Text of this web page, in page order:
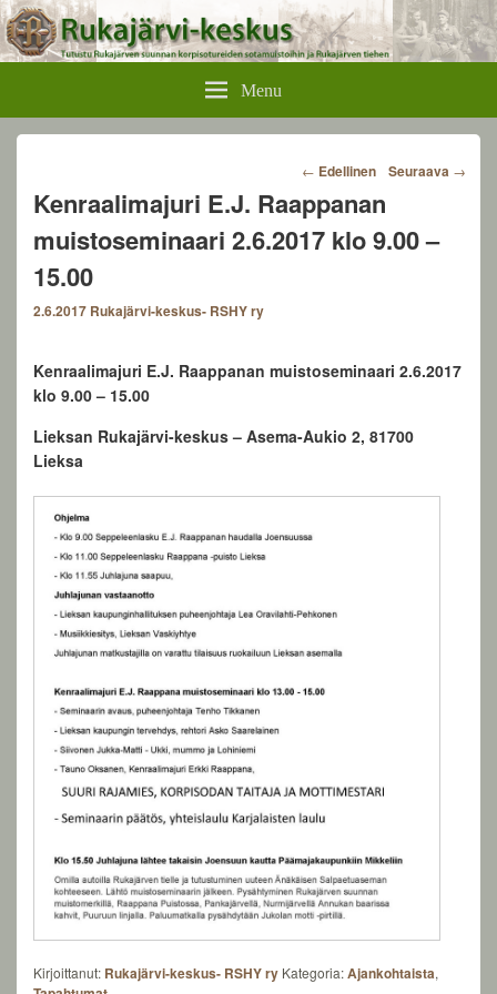
Rukajärvikeskus
Menu
Post
← Edellinen Seuraava →
Kenraalimajuri E.J. Raappanan
muistoseminaari 2.6.2017 klo 9.00 –
15.00
2.6.2017 Rukajärvi-keskus- RSHY ry
Kenraalimajuri E.J. Raappanan muistoseminaari 2.6.2017
klo 9.00 – 15.00
Lieksan Rukajärvi-keskus – Asema-Aukio 2, 81700
Lieksa
Kirjoittanut: Rukajärvi-keskus- RSHY ry Kategoria:Ajankohtaista,